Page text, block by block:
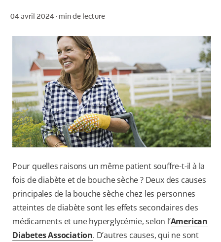
POUR LES PROFESSIONNELS
CH (FR)
04 avril 2024 · min de lecture
Pour quelles raisons un même patient souffre-t-il à la
fois de diabète et de bouche sèche ? Deux des causes
principales de la bouche sèche chez les personnes
atteintes de diabète sont les effets secondaires des
médicaments et une hyperglycémie, selon l’American
Diabetes Association. D’autres causes, qui ne sont